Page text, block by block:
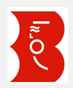
Skocz
do
treści